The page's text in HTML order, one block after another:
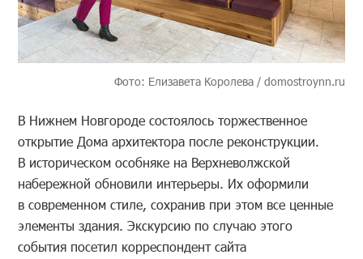
Фото: Елизавета Королева / domostroynn.ru
В Нижнем Новгороде состоялось торжественное
открытие Дома архитектора после реконструкции.
В историческом особняке на Верхневолжской
набережной обновили интерьеры. Их оформили
в современном стиле, сохранив при этом все ценные
элементы здания. Экскурсию по случаю этого
события посетил корреспондент сайта